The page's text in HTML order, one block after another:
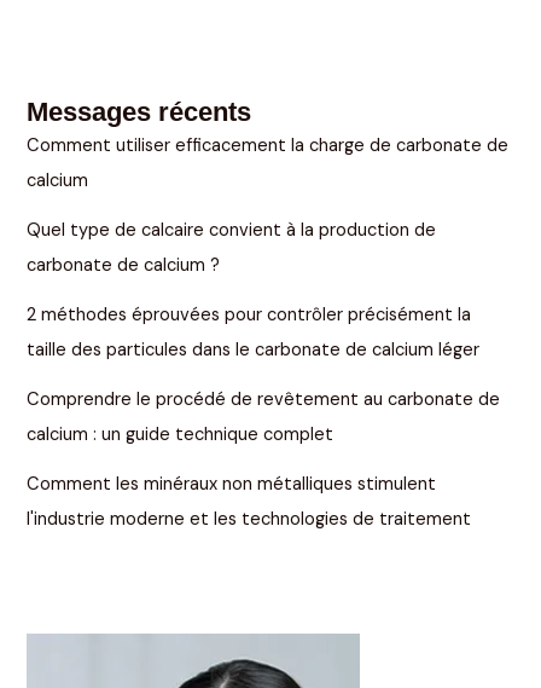
Messages récents
Comment utiliser efficacement la charge de carbonate de
calcium
Quel type de calcaire convient à la production de
carbonate de calcium ?
2 méthodes éprouvées pour contrôler précisément la
taille des particules dans le carbonate de calcium léger
Comprendre le procédé de revêtement au carbonate de
calcium : un guide technique complet
Comment les minéraux non métalliques stimulent
l'industrie moderne et les technologies de traitement